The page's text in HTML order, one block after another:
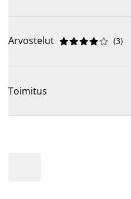
Arvostelut 




 (3)
Toimitus